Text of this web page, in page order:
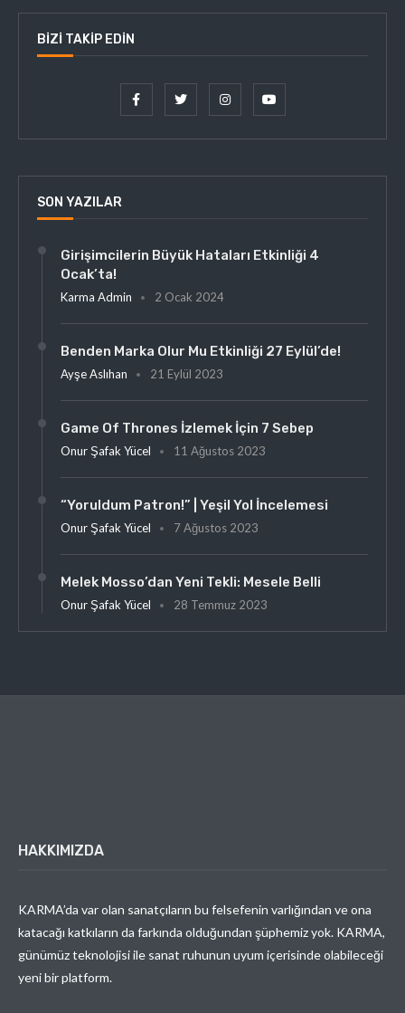
BIZI TAKIP EDIN
SON YAZILAR
Girişimcilerin Büyük Hataları Etkinliği 4
Ocak’ta!
Karma Admin 2 Ocak 2024
Benden Marka Olur Mu Etkinliği 27 Eylül’de!
Ayşe Aslıhan 21 Eylül 2023
Game Of Thrones İzlemek İçin 7 Sebep
Onur Şafak Yücel 11 Ağustos 2023
“Yoruldum Patron!” | Yeşil Yol İncelemesi
Onur Şafak Yücel 7 Ağustos 2023
Melek Mosso’dan Yeni Tekli: Mesele Belli
Onur Şafak Yücel 28 Temmuz 2023
HAKKIMIZDA
KARMA’da var olan sanatçıların bu felsefenin varlığından ve ona
katacağı katkıların da farkında olduğundan şüphemiz yok. KARMA,
günümüz teknolojisi ile sanat ruhunun uyum içerisinde olabileceği
yeni bir platform.